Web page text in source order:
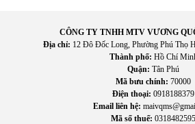
Acnos HI450có phù hợp để dùng
Có. Thiết kế xách tay, pin bền,
thích hợp cho dã ngoại, picnic.
2. Pin loa dùng được bao lâu?
CÔNG TY TNHH MTV VƯƠNG
Địa chỉ: 12 Đô Đốc Long, Phường Phú Thọ
Thành phố: Hồ Chí
Quận: Tân Phú
Mã bưu chính: 70000
Điện thoại: 0918188379
Email liên hệ:
Mã số thuế: 0318482595